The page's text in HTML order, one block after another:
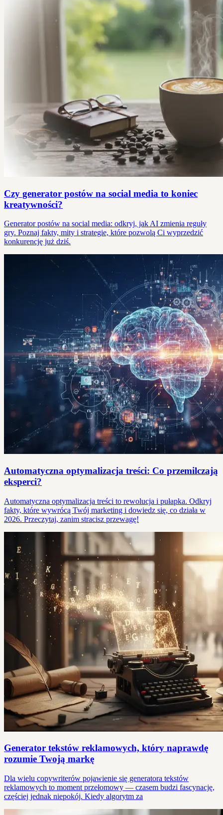
Czy generator postów na social media to koniec
kreatywności?
Generator postów na social media: odkryj, jak AI zmienia reguły
gry. Poznaj fakty, mity i strategie, które pozwolą Ci wyprzedzić
konkurencję już dziś.
Automatyczna optymalizacja treści: Co przemilczają
eksperci?
Automatyczna optymalizacja treści to rewolucja i pułapka. Odkryj
fakty, które wywrócą Twój marketing i dowiedz się, co działa w
2026. Przeczytaj, zanim stracisz przewagę!
Generator tekstów reklamowych, który naprawdę
rozumie Twoją markę
Dla wielu copywriterów pojawienie się generatora tekstów
reklamowych to moment przełomowy — czasem budzi fascynację,
częściej jednak niepokój. Kiedy algorytm za